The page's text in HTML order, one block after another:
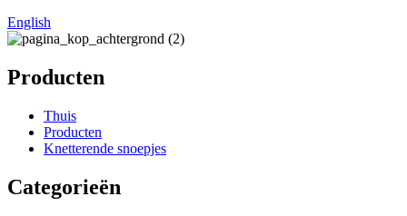
English
Producten
Thuis
Producten
Knetterende snoepjes
Categorieën